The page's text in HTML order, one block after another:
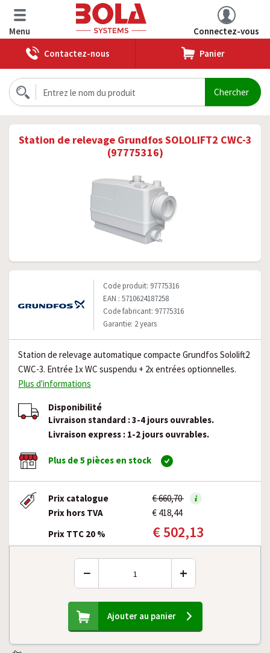
Menu
Connectez-vous
Contactez-nous
Panier
Station de relevage Grundfos SOLOLIFT2 CWC-3
(97775316)
Code produit: 97775316
EAN : 5710624187258
Code fabricant: 97775316
Garantie: 2 years
Station de relevage automatique compacte Grundfos Sololift2
CWC-3. Entrée 1x WC suspendu + 2x entrées optionnelles.
Plus d'informations
Disponibilité
Livraison standard : 3-4 jours ouvrables.
Livraison express : 1-2 jours ouvrables.
Plus de 5 pièces en stock
Prix catalogue
€ 660,70
Prix hors TVA
€ 418,44
Prix TTC 20 %
€ 502,13
− +
Ajouter au panier